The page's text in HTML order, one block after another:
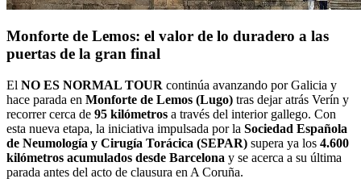
Monforte de Lemos: el valor de lo duradero a las
puertas de la gran final
El NO ES NORMAL TOUR continúa avanzando por Galicia y
hace parada en Monforte de Lemos (Lugo) tras dejar atrás Verín y
recorrer cerca de 95 kilómetros a través del interior gallego. Con
esta nueva etapa, la iniciativa impulsada por la Sociedad Española
de Neumología y Cirugía Torácica (SEPAR) supera ya los 4.600
kilómetros acumulados desde Barcelona y se acerca a su última
parada antes del acto de clausura en A Coruña.